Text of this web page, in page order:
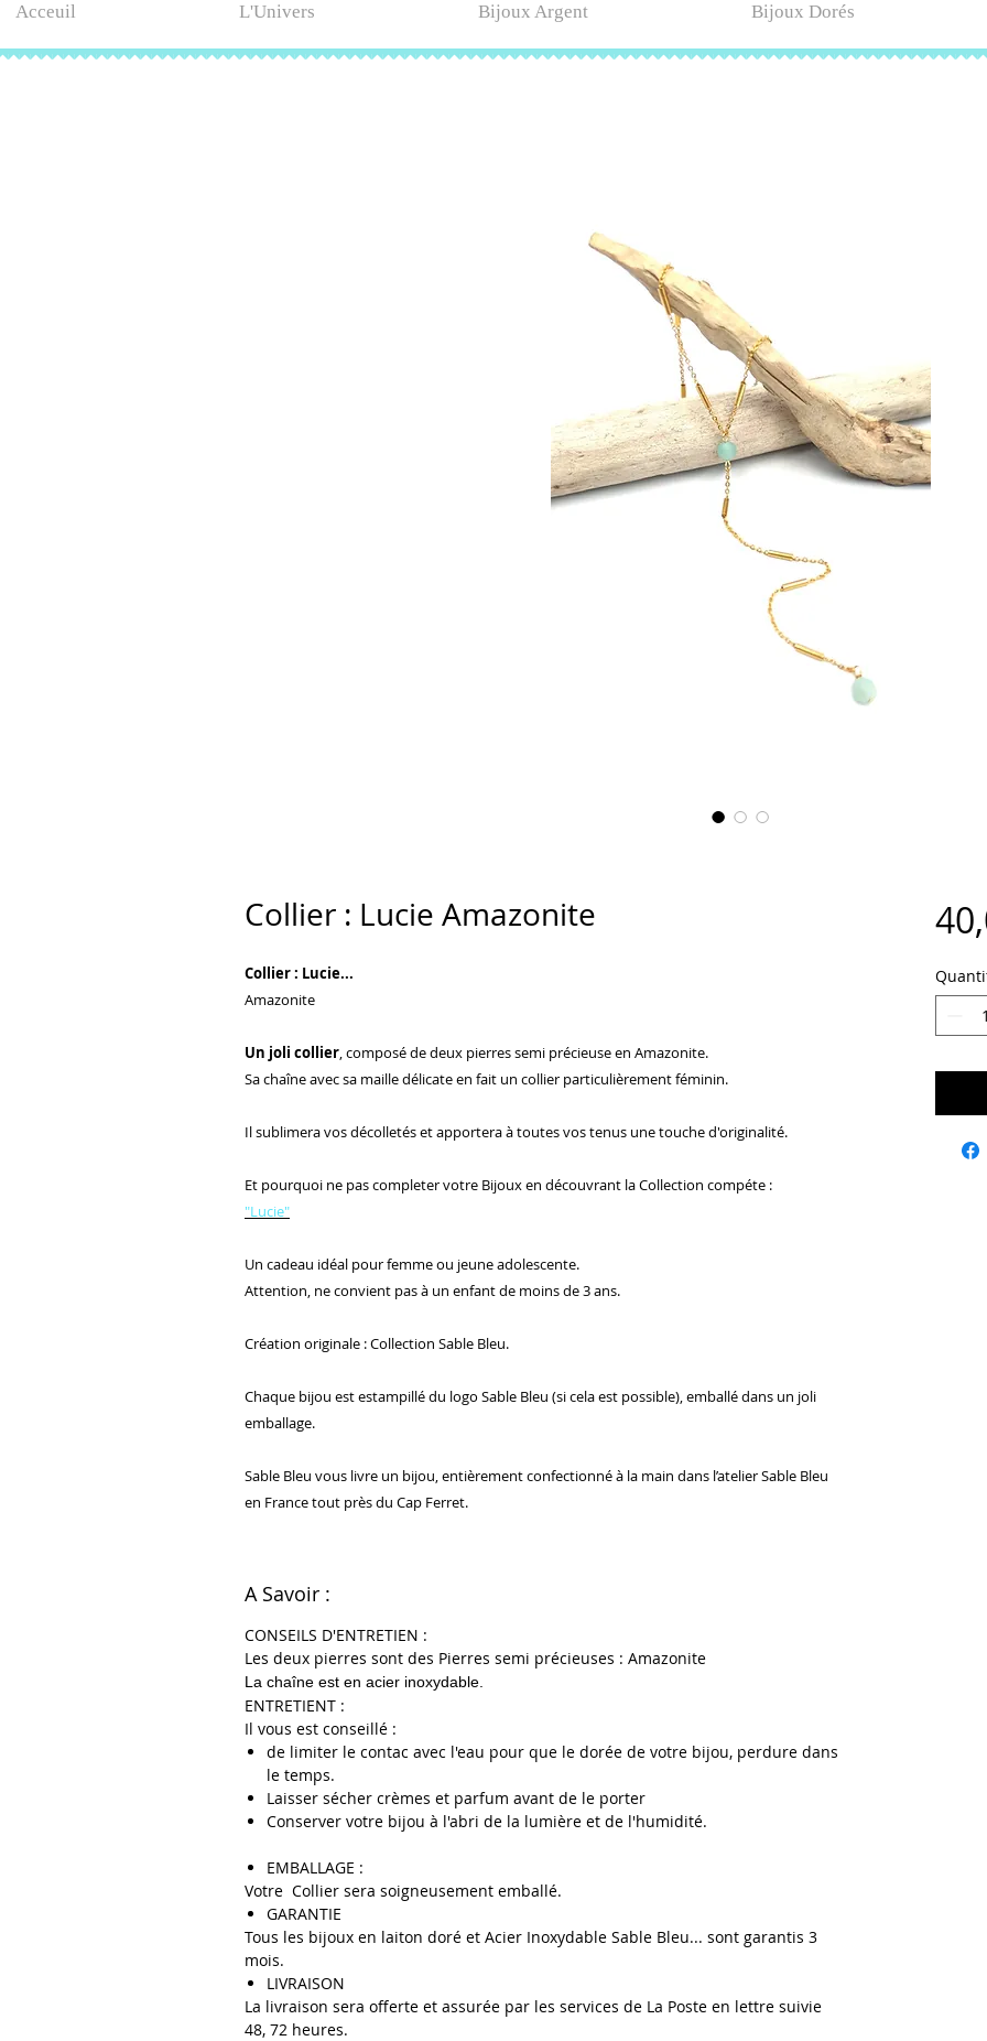
Acceuil L'Univers Bijoux Argent Bijoux Dorés
Collier : Lucie Amazonite
Collier : Lucie...
Amazonite
Un joli collier, composé de deux pierres semi précieuse en Amazonite.
Sa chaîne avec sa maille délicate en fait un collier particulièrement féminin.
Il sublimera vos décolletés et apportera à toutes vos tenus une touche d'originalité.
Et pourquoi ne pas completer votre Bijoux en découvrant la Collection compéte :
"Lucie"
Un cadeau idéal pour femme ou jeune adolescente.
Attention, ne convient pas à un enfant de moins de 3 ans.
Création originale : Collection Sable Bleu.
Chaque bijou est estampillé du logo Sable Bleu (si cela est possible), emballé dans un joli
emballage.
Sable Bleu vous livre un bijou, entièrement confectionné à la main dans l’atelier Sable Bleu
en France tout près du Cap Ferret.
A Savoir :
CONSEILS D'ENTRETIEN :
Les deux pierres sont des Pierres semi précieuses : Amazonite
La chaîne est en acier inoxydable.
ENTRETIENT :
Il vous est conseillé :
de limiter le contac avec l'eau pour que le dorée de votre bijou, perdure dans
le temps.
Laisser sécher crèmes et parfum avant de le porter
Conserver votre bijou à l'abri de la lumière et de l'humidité.
EMBALLAGE :
Votre Collier sera soigneusement emballé.
GARANTIE
Tous les bijoux en laiton doré et Acier Inoxydable Sable Bleu... sont garantis 3
mois.
LIVRAISON
La livraison sera offerte et assurée par les services de La Poste en lettre suivie
48, 72 heures.